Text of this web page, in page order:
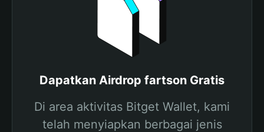
Dapatkan Airdrop fartson Gratis
Di area aktivitas Bitget Wallet, kami
telah menyiapkan berbagai jenis